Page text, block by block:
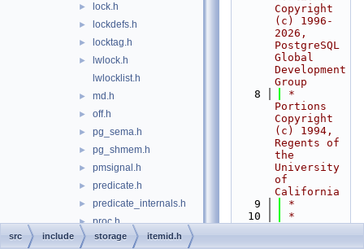
► lock.h
► lockdefs.h
► locktag.h
►
lwlock.h
lwlocklist.h
► md.h
► off.h
► pg_sema.h
► pg_shmem.h
► pmsignal.h
► predicate.h
► predicate_internals.h
► proc.h
► procarray.h
Copyright
(c) 1996-
2026,
PostgreSQL
Global
Development
Group
    8
*
Portions
Copyright
(c) 1994,
Regents of
the
University
of
California
    9
*
   10
*
src include storage itemid.h